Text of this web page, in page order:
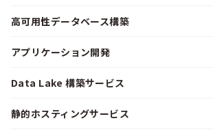
高可用性データベース構築
アプリケーション開発
Data Lake 構築サービス
静的ホスティングサービス